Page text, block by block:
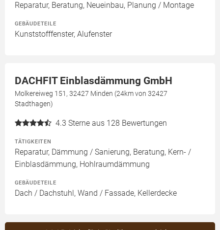
Reparatur, Beratung, Neueinbau, Planung / Montage
GEBÄUDETEILE
Kunststofffenster, Alufenster
DACHFIT Einblasdämmung GmbH
Molkereiweg 151, 32427 Minden (24km von 32427
Stadthagen)
4.3 Sterne aus 128 Bewertungen
TÄTIGKEITEN
Reparatur, Dämmung / Sanierung, Beratung, Kern- /
Einblasdämmung, Hohlraumdämmung
GEBÄUDETEILE
Dach / Dachstuhl, Wand / Fassade, Kellerdecke